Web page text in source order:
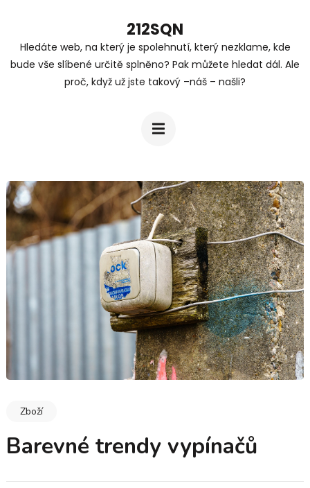
obsah
212SQN
Hledáte web, na který je spolehnutí, který nezklame, kde
bude vše slíbené určitě splněno? Pak můžete hledat dál. Ale
proč, když už jste takový –náš – našli?
Zboží
Barevné trendy vypínačů